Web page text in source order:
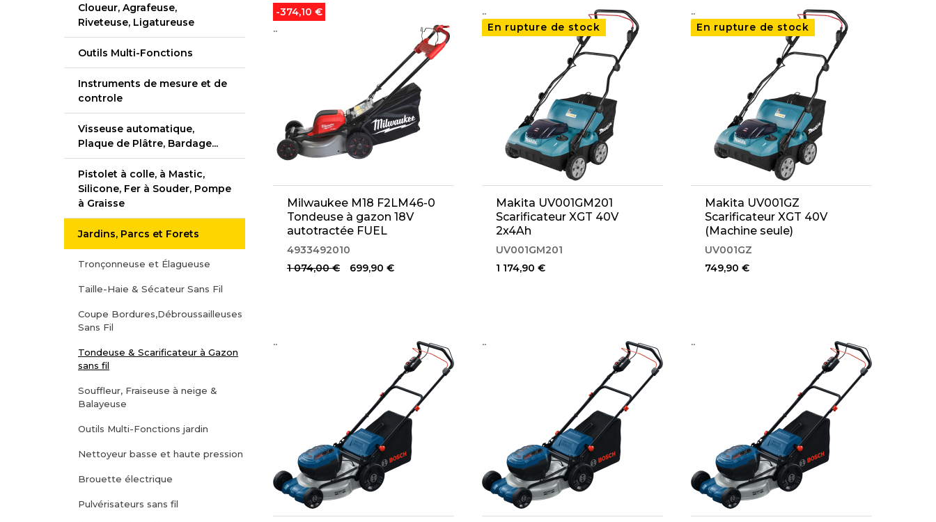
Cloueur, Agrafeuse,
Riveteuse, Ligatureuse
Outils Multi-Fonctions
Instruments de mesure et de
controle
Visseuse automatique,
Plaque de Plâtre, Bardage...
Pistolet à colle, à Mastic,
Silicone, Fer à Souder, Pompe
à Graisse
Jardins, Parcs et Forets
Tronçonneuse et Élagueuse
Taille-Haie & Sécateur Sans Fil
Coupe Bordures,Débroussailleuses
Sans Fil
Tondeuse & Scarificateur à Gazon
sans fil
Souffleur, Fraiseuse à neige &
Balayeuse
Outils Multi-Fonctions jardin
Nettoyeur basse et haute pression
Brouette électrique
Pulvérisateurs sans fil
..
Milwaukee M18 F2LM46-0
Tondeuse à gazon 18V
autotractée FUEL
(4933492010)
4933492010
1 074,00 €
-374,10 €
699,90 €
..
En rupture de stock
Makita UV001GM201
Scarificateur XGT 40V
2x4Ah
UV001GM201
1 174,90 €
..
En rupture de stock
Makita UV001GZ
Scarificateur XGT 40V
(Machine seule)
UV001GZ
749,90 €
.. .. ..